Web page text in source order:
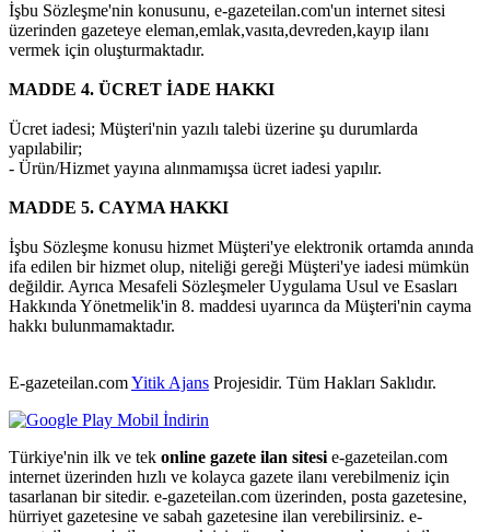
İşbu Sözleşme'nin konusunu, e-gazeteilan.com'un internet sitesi
üzerinden gazeteye eleman,emlak,vasıta,devreden,kayıp ilanı
vermek için oluşturmaktadır.
MADDE 4. ÜCRET İADE HAKKI
Ücret iadesi; Müşteri'nin yazılı talebi üzerine şu durumlarda
yapılabilir;
- Ürün/Hizmet yayına alınmamışsa ücret iadesi yapılır.
MADDE 5. CAYMA HAKKI
İşbu Sözleşme konusu hizmet Müşteri'ye elektronik ortamda anında
ifa edilen bir hizmet olup, niteliği gereği Müşteri'ye iadesi mümkün
değildir. Ayrıca Mesafeli Sözleşmeler Uygulama Usul ve Esasları
Hakkında Yönetmelik'in 8. maddesi uyarınca da Müşteri'nin cayma
hakkı bulunmamaktadır.
E-gazeteilan.comYitik Ajans Projesidir. Tüm Hakları Saklıdır.
Türkiye'nin ilk ve tek online gazete ilan sitesi e-gazeteilan.com
internet üzerinden hızlı ve kolayca gazete ilanı verebilmeniz için
tasarlanan bir sitedir. e-gazeteilan.com üzerinden, posta gazetesine,
hürriyet gazetesine ve sabah gazetesine ilan verebilirsiniz. e-